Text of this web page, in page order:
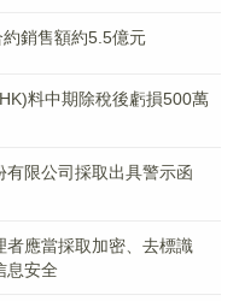
銷售額約5.5億元
料中期除稅後虧損500萬
限公司採取出具警示函
應當採取加密、去標識
息安全